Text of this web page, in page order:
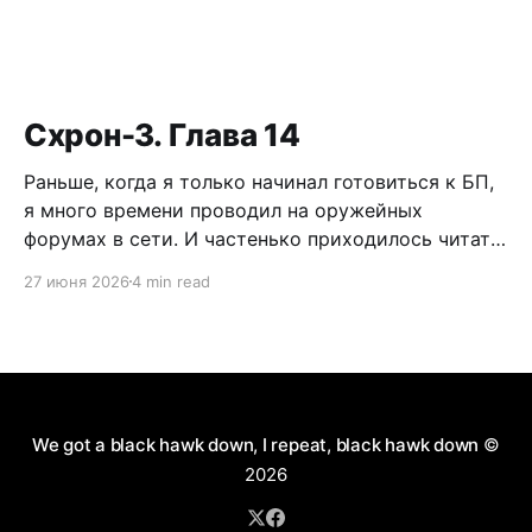
Схрон-3. Глава 14
Раньше, когда я только начинал готовиться к БП,
я много времени проводил на оружейных
форумах в сети. И частенько приходилось читать
короткоствола и нужно ли это в России. Как
поводу разрешения пистолетов
27 июня 20264 min read
We got a black hawk down, I repeat, black hawk down ©
2026